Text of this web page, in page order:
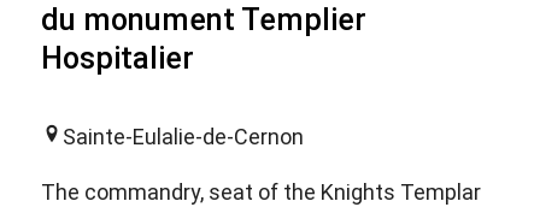
du monument Templier
Hospitalier
Sainte-Eulalie-de-Cernon
The commandry, seat of the Knights Templar